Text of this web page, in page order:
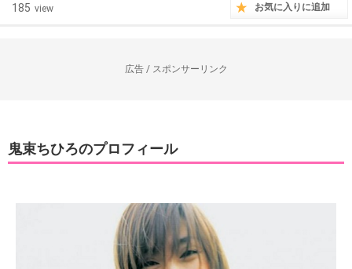
185 view お気に入りに追加
広告 / スポンサーリンク
鬼束ちひろのプロフィール